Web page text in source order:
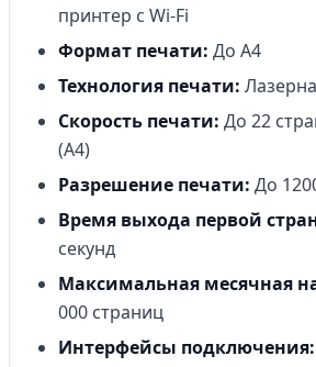
принтер с Wi-Fi
Формат печати: До A4
Технология печати:
Скорость печати: До 22
(A4)
Разрешение печати: До
Время выхода первой
секунд
Максимальная месячная
000 страниц
Интерфейсы подключения: